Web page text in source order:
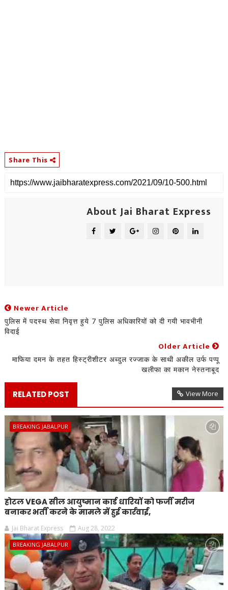
Share This
About Jai Bharat Express
Newer Article
पुलिस में पदस्थ सेवा निवृत्त हुये 7 पुलिस अधिकारियों को दी गयी भावभीनी
विदाई
Older Article
माफिया दमन के तहत हिस्ट्रीशीटर अब्दुल रज्जाक के साथी अकील उर्फ पप्पू
खलीफा का मकान नेस्तनाबूद
RELATED POST View More
BREAKING JABALPUR
होटल VEGA सील आयुष्मान कार्ड धारियों को फर्जी मरीज
बनाकर भर्ती करने के मामले में हुई कार्रवाई,
Jai Bharat Express Aug 28, 2022
BREAKING JABALPUR